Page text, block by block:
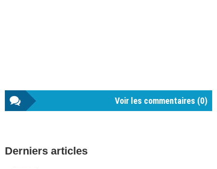
Voir les commentaires (0)
latérale
Derniers articles